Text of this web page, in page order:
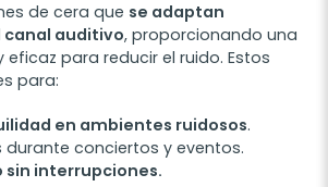
de cera que se adaptan
auditivo, proporcionando una
para reducir el ruido. Estos
para:
en ambientes ruidosos.
durante conciertos y eventos.
sin interrupciones.